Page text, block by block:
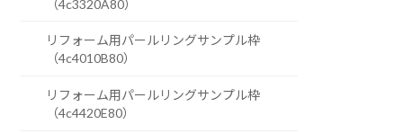
（4c3320A80）
リフォーム用パールリングサンプル枠
（4c4010B80）
リフォーム用パールリングサンプル枠
（4c4420E80）